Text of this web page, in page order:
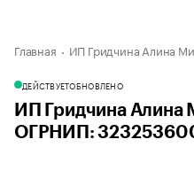
Главная ИП Гридчина Алина
ДЕЙСТВУЕТОБНОВЛЕНО
ИП Гридчина Алина
ОГРНИП: